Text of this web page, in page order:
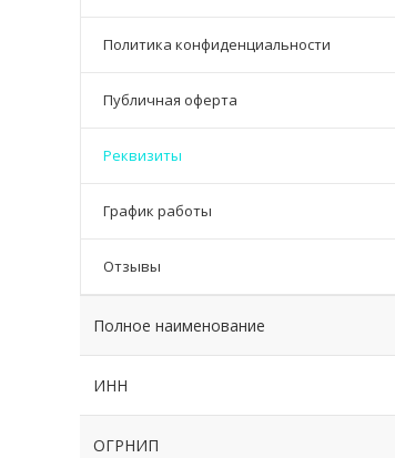
Политика конфиденциальности
Публичная оферта
Реквизиты
График работы
Отзывы
Полное наименование
ИНН
ОГРНИП